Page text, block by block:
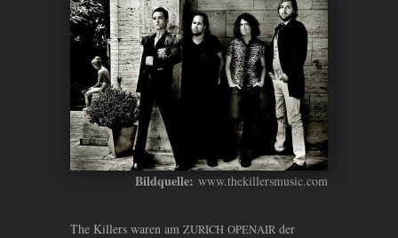
Bildquelle: www.thekillersmusic.com
The Killers waren am ZURICH OPENAIR der